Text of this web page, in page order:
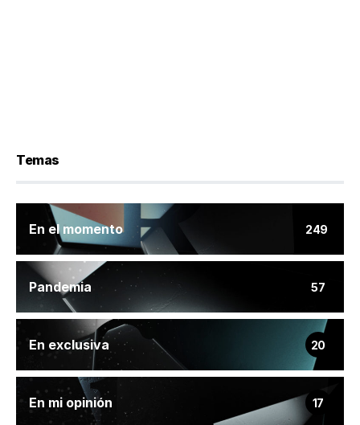
Temas
En el momento 249
Pandemia 57
En exclusiva 20
En mi opinión 17